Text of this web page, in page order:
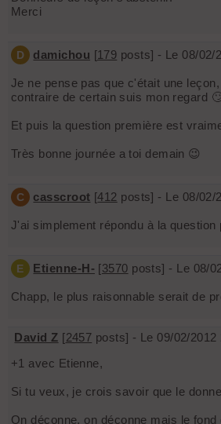
Merci
D damichou [179 posts] - Le 08/02/
Je ne pense pas que c'était une
contraire de certain suis mon regard
Et puis la question première est
Très bonne journée a toi demain 😉
C casscroot [412 posts] - Le 08/02/
J'ai simplement répondu à la question
E Etienne-H- [3570 posts] - Le 08/
Chapp, le plus raisonnable serait de
David Z [2457 posts] - Le 09/02/2012
+1 avec Etienne,
Si tu veux, je crois savoir que le
On déconne, on déconne mais le